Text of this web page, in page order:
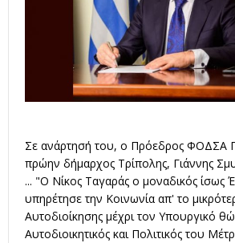
Σε ανάρτησή του, ο Πρόεδρος ΦΟΔΣΑ
πρώην δήμαρχος Τρίπολης, Γιάννης
... "Ο Νίκος Ταγαράς ο μοναδικός ίσως
υπηρέτησε την Κοινωνία απ' το
Αυτοδιοίκησης μέχρι τον Υπουργικό
Αυτοδιοικητικός και Πολιτικός του